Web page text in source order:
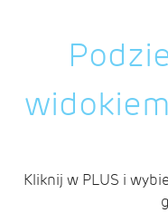
Kliknij w PLUS i